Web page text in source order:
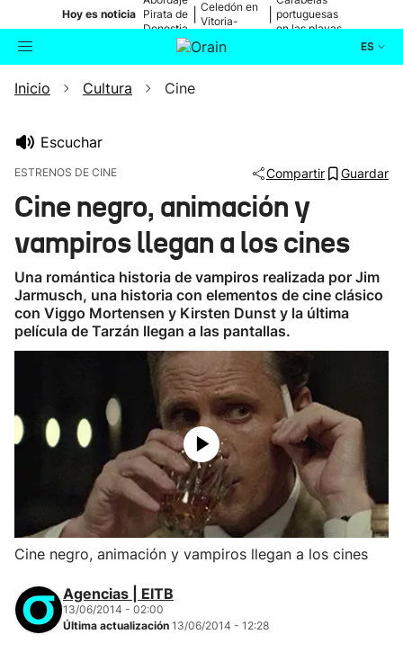
Hoy es noticia Pirata de
Donostia
Celedón en
Vitoria-
portuguesas
en las playas
ES
Buscador Actualidad
Ikusmiran
Eguraldia
Inicio Cultura Cine
Escuchar
ESTRENOS DE CINE Compartir Guardar
Cine negro, animación y
vampiros llegan a los cines
Una romántica historia de vampiros realizada por Jim
Jarmusch, una historia con elementos de cine clásico
con Viggo Mortensen y Kirsten Dunst y la última
película de Tarzán llegan a las pantallas.
Cine negro, animación y vampiros llegan a los cines
Agencias | EITB
13/06/2014 - 02:00
Última actualización 13/06/2014 - 12:28